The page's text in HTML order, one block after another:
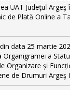
UAT Judeţul Argeş
de Plată Online a
data 25 martie
Organigramei a
Organizare și
de Drumuri Argeş